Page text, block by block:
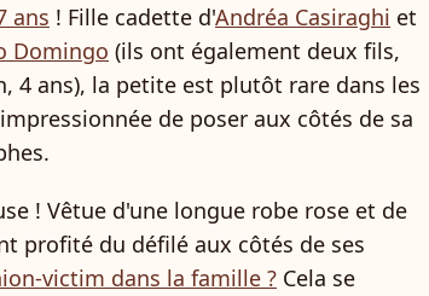
ans ! Fille cadette d'Andréa Casiraghi et
Domingo (ils ont également deux fils,
4 ans), la petite est plutôt rare dans les
de poser aux côtés de sa
! Vêtue d'une longue robe rose et de
profité du défilé aux côtés de ses
victim dans la famille ? Cela se